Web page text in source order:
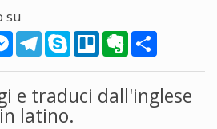
su
MessengerTelegramSkype Trello Evernote
e traduci dall'inglese
latino.